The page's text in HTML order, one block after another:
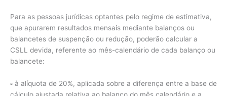
Para as pessoas jurídicas optantes pelo regime de estimativa,
que apurarem resultados mensais mediante balanços ou
balancetes de suspenção ou redução, poderão calcular a
CSLL devida, referente ao mês-calendário de cada balanço ou
balancete:
▫ à alíquota de 20%, aplicada sobre a diferença entre a base de